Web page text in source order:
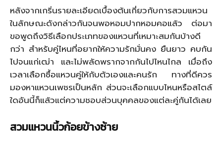
หลังจากเกริ่นรายละเอียดเบื้องต้นเกี่ยวกับการสวมแหวน
ในลักษณะดังกล่าวกันจนพอหอมปากหอมคอแล้ว ต่อมา
ขอพูดถึงวิธีเลือกประเภทของแหวนที่เหมาะสมกันบ้างดี
กว่า สำหรับคู่ไหนที่อยากให้ความรักมั่นคง ยืนยาว คบกัน
ไปจนแก่เฒ่า และไม่พลัดพรากจากกันไปไหนไกล เมื่อถึง
เวลาเลือกซื้อแหวนคู่ให้กับตัวเองและคนรัก ทางที่ดีควร
มองหาแหวนเพชรเป็นหลัก ส่วนจะเลือกแบบไหนหรือสไตล์
ใดอันนี้ก็แล้วแต่ความชอบส่วนบุคคลของแต่ละคู่กันได้เลย
สวมแหวนนิ้วก้อยข้างซ้าย